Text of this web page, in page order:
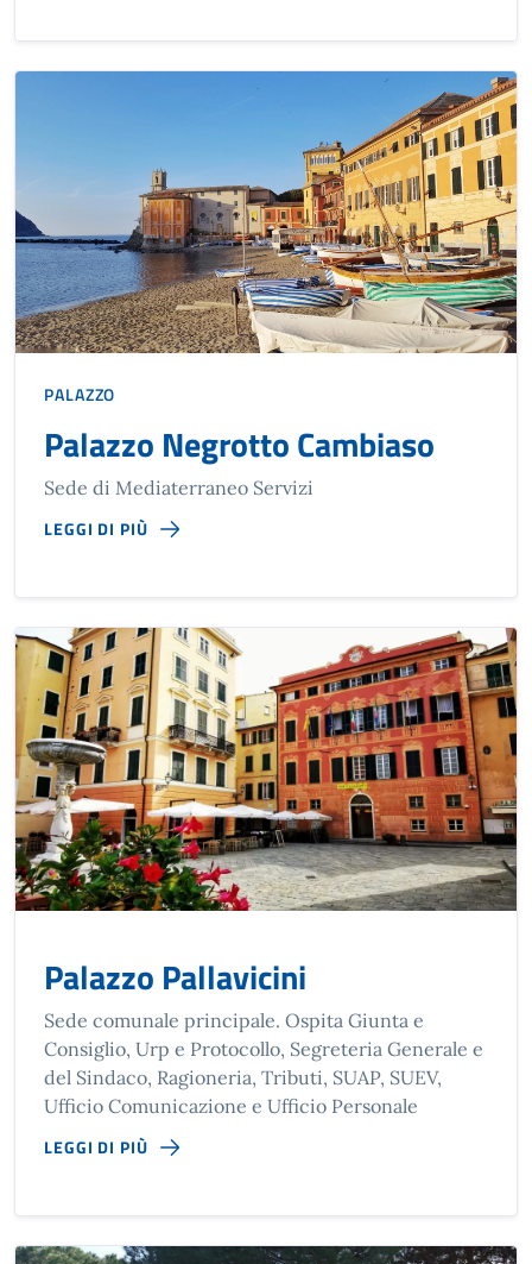
PALAZZO
Palazzo Negrotto Cambiaso
Sede di Mediaterraneo Servizi
LEGGI DI PIÙ
Palazzo Pallavicini
Sede comunale principale. Ospita Giunta e
Consiglio, Urp e Protocollo, Segreteria Generale e
del Sindaco, Ragioneria, Tributi, SUAP, SUEV,
Ufficio Comunicazione e Ufficio Personale
LEGGI DI PIÙ